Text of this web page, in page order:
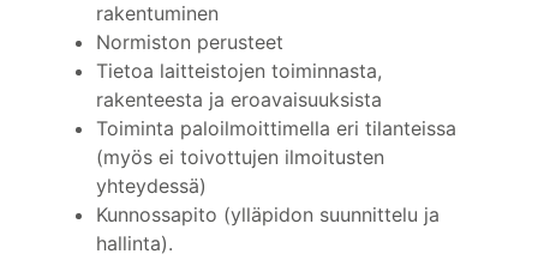
rakentuminen
Normiston perusteet
Tietoa laitteistojen toiminnasta,
rakenteesta ja eroavaisuuksista
Toiminta paloilmoittimella eri tilanteissa
(myös ei toivottujen ilmoitusten
yhteydessä)
Kunnossapito (ylläpidon suunnittelu ja
hallinta).